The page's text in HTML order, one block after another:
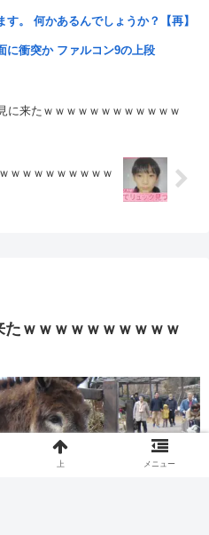
。 何かあるんでしょうか？【再】
に衝突か ファルコン9の上段
に来たｗｗｗｗｗｗｗｗｗｗｗｗ
ｗｗｗｗｗｗｗｗｗ
たｗｗｗｗｗｗｗｗｗｗ
上 メニュー